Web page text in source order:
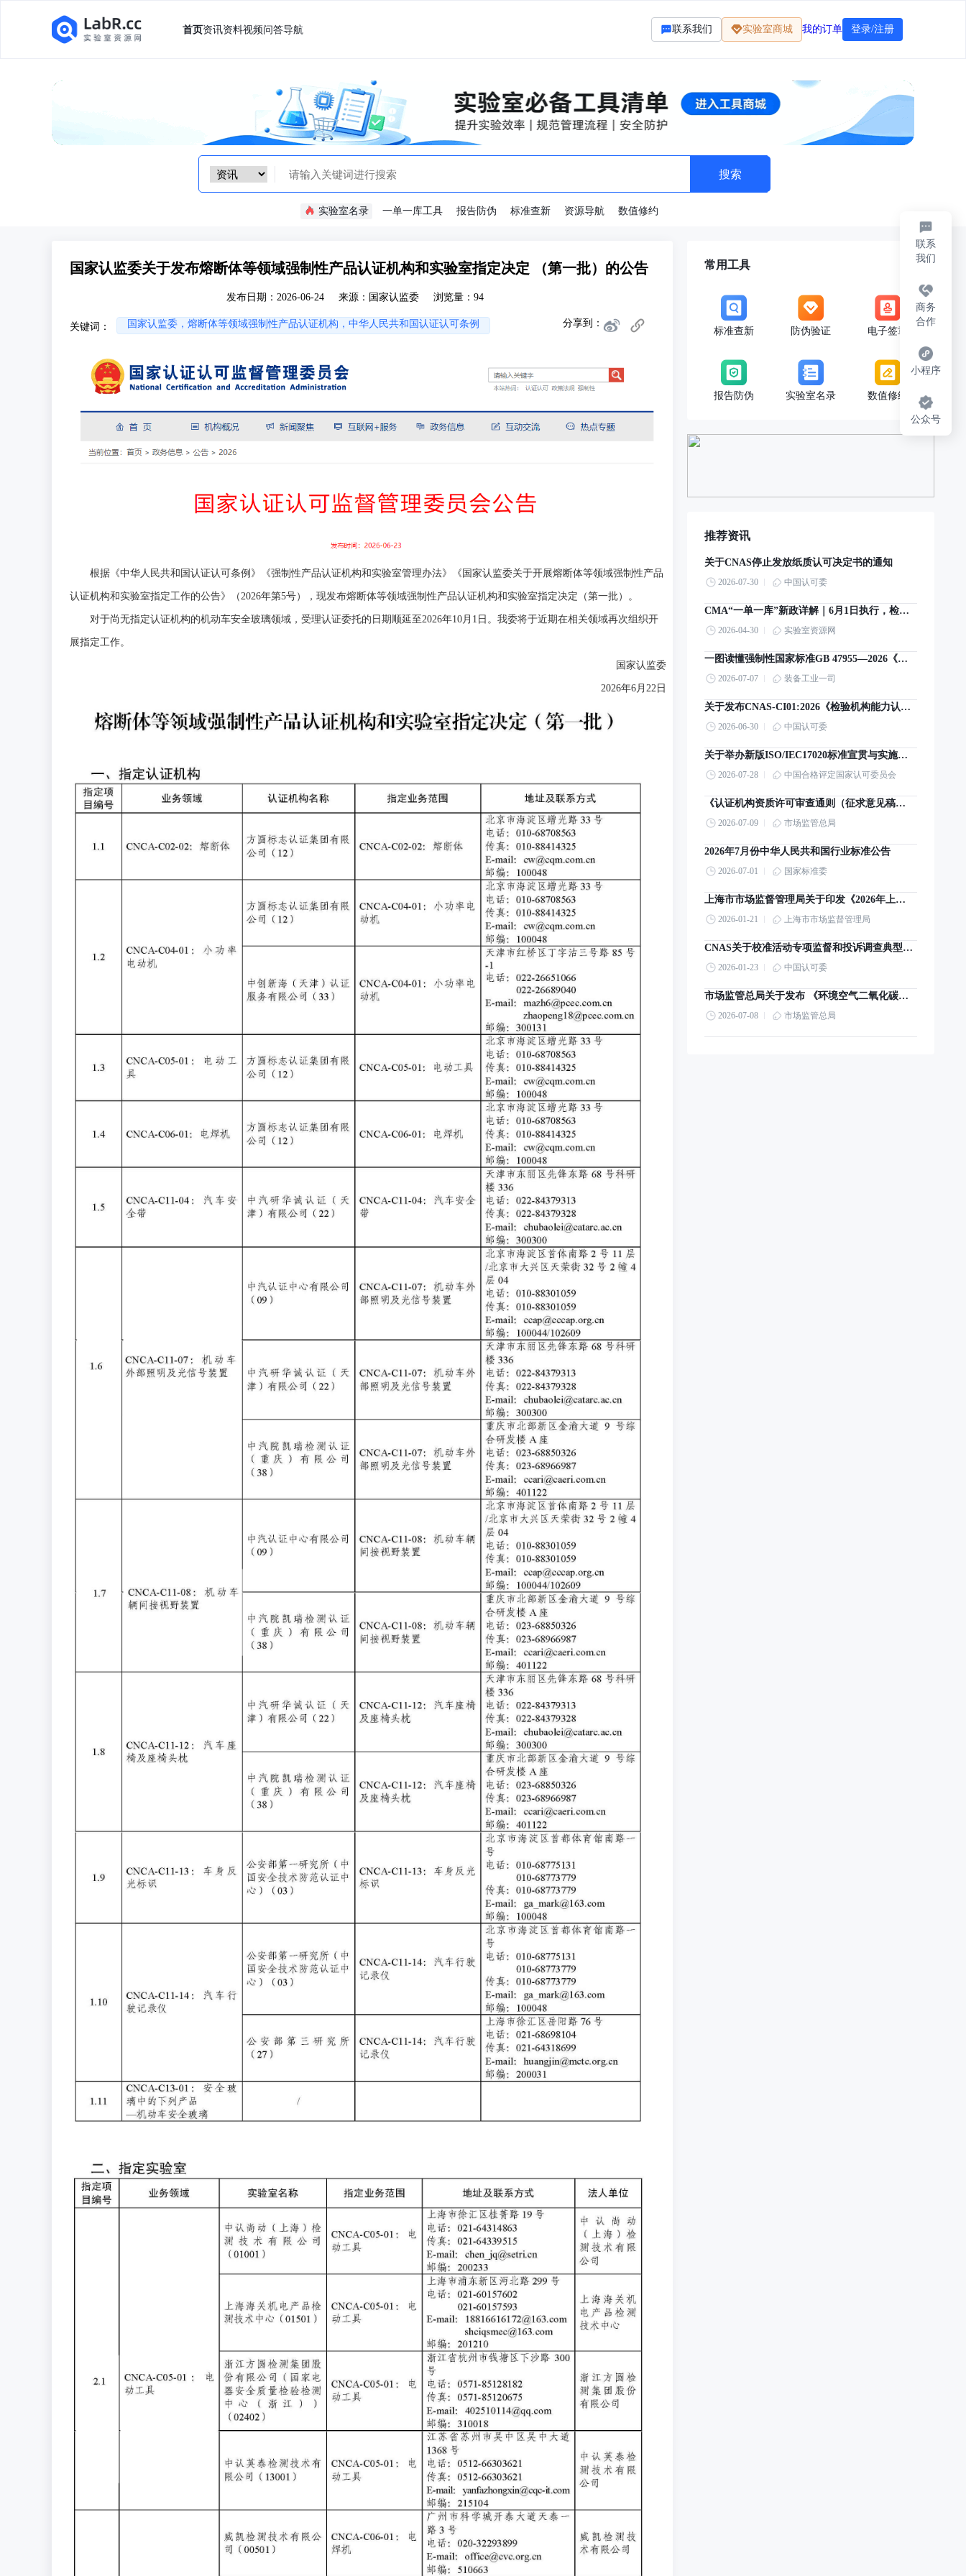
首页资讯资料视频问答导航 联系我们 实验室商城 我的订单 登录/注册
实验室名录 一单一库工具 报告防伪 标准查新 资源导航 数值修约
国家认监委关于发布熔断体等领域强制性产品认证机构和实验室指定决定 （第一批）的公告
发布日期：2026-06-24 来源：国家认监委 浏览量：94
关键词： 国家认监委，熔断体等领域强制性产品认证机构，中华人民共和国认证认可条例 分享到：
根据《中华人民共和国认证认可条例》《强制性产品认证机构和实验室管理办法》《国家认监委关于开展熔断体等领域强制性产品
认证机构和实验室指定工作的公告》（2026年第5号），现发布熔断体等领域强制性产品认证机构和实验室指定决定（第一批）。
对于尚无指定认证机构的机动车安全玻璃领域，受理认证委托的日期顺延至2026年10月1日。我委将于近期在相关领域再次组织开
展指定工作。
国家认监委
2026年6月22日
常用工具
标准查新 防伪验证 电子签章
报告防伪 实验室名录 数值修约
推荐资讯
关于CNAS停止发放纸质认可决定书的通知
2026-07-30 中国认可委
CMA“一单一库”新政详解｜6月1日执行，检验检测机构实操指南
2026-04-30 实验室资源网
一图读懂强制性国家标准GB 47955—2026《智能网联汽车 组合驾驶辅助系统安全要求》
2026-07-07 装备工业一司
关于发布CNAS-CI01:2026《检验机构能力认可准则》及其转换工作安排的通知
2026-06-30 中国认可委
关于举办新版ISO/IEC17020标准宣贯与实施培训的通知
2026-07-28 中国合格评定国家认可委员会
《认证机构资质许可审查通则（征求意见稿）》意见的公告
2026-07-09 市场监管总局
2026年7月份中华人民共和国行业标准公告
2026-07-01 国家标准委
上海市市场监督管理局关于印发《2026年上海市产品质量监督抽查计划》的通知
2026-01-21 上海市市场监督管理局
CNAS关于校准活动专项监督和投诉调查典型案例警示 [2026]第1期
2026-01-23 中国认可委
市场监管总局关于发布 《环境空气二氧化碳高精度监测仪检定系统表》国家计量技术规范的公告
2026-07-08 市场监管总局
联系
我们
商务
合作
小程序
公众号